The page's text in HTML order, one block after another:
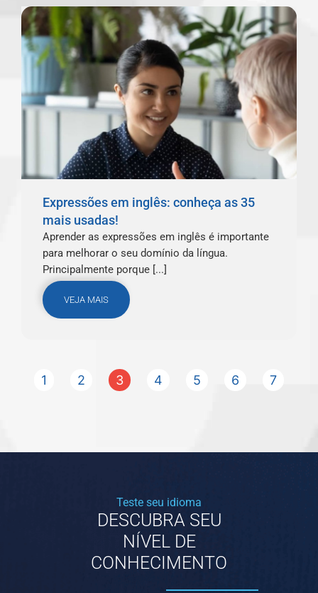
Expressões em inglês: conheça as 35
mais usadas!
Aprender as expressões em inglês é importante
para melhorar o seu domínio da língua.
Principalmente porque [...]
VEJA MAIS
1 2 3 4 5 6 7
Teste seu idioma
DESCUBRA SEU
NÍVEL DE
CONHECIMENTO